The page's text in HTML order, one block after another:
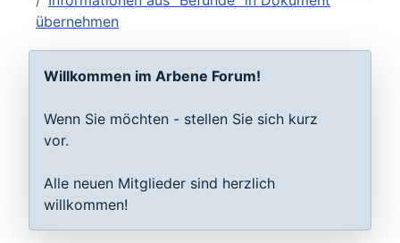
übernehmen
Willkommen im Arbene Forum!
Wenn Sie möchten - stellen Sie sich kurz
vor.
Alle neuen Mitglieder sind herzlich
willkommen!